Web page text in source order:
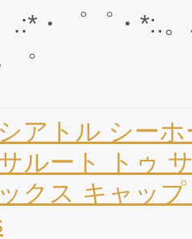
.:*・゜゜・*:.
゜
シアトル シー
ルート トゥ
クス キャッ